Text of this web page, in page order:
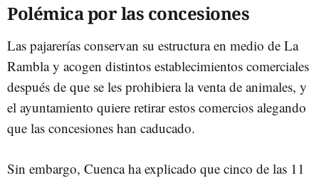
Polémica por las concesiones
Las pajarerías conservan su estructura en medio de La
Rambla y acogen distintos establecimientos comerciales
después de que se les prohibiera la venta de animales, y
el ayuntamiento quiere retirar estos comercios alegando
que las concesiones han caducado.
Sin embargo, Cuenca ha explicado que cinco de las 11